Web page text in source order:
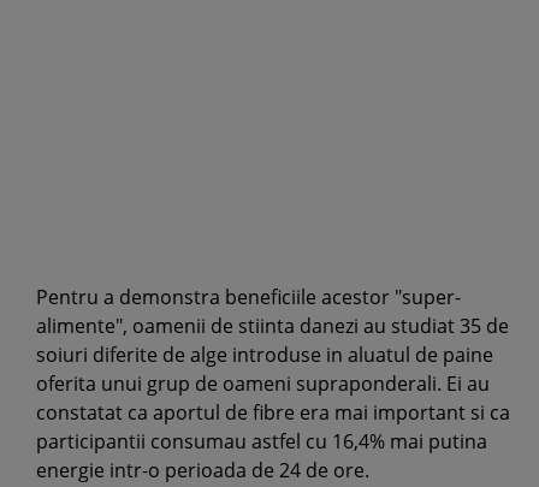
Pentru a demonstra beneficiile acestor "super-
alimente", oamenii de stiinta danezi au studiat 35 de
soiuri diferite de alge introduse in aluatul de paine
oferita unui grup de oameni supraponderali. Ei au
constatat ca aportul de fibre era mai important si ca
participantii consumau astfel cu 16,4% mai putina
energie intr-o perioada de 24 de ore.